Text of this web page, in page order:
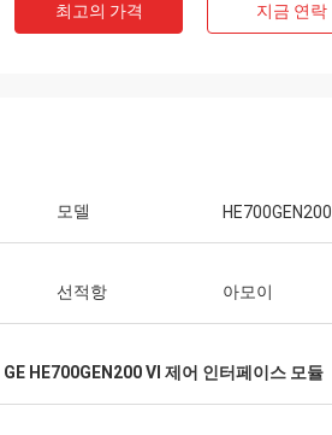
최고의 가격 지금 연락
모델 HE700GEN200
선적항 아모이
GE HE700GEN200 VI 제어 인터페이스 모듈